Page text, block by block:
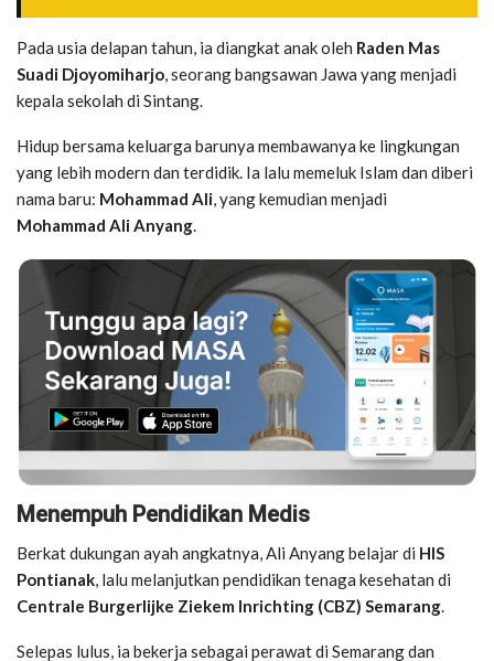
Pada usia delapan tahun, ia diangkat anak oleh Raden Mas
Suadi Djoyomiharjo, seorang bangsawan Jawa yang menjadi
kepala sekolah di Sintang.
Hidup bersama keluarga barunya membawanya ke lingkungan
yang lebih modern dan terdidik. Ia lalu memeluk Islam dan diberi
nama baru: Mohammad Ali, yang kemudian menjadi
Mohammad Ali Anyang.
Menempuh Pendidikan Medis
Berkat dukungan ayah angkatnya, Ali Anyang belajar di HIS
Pontianak, lalu melanjutkan pendidikan tenaga kesehatan di
Centrale Burgerlijke Ziekem Inrichting (CBZ) Semarang.
Selepas lulus, ia bekerja sebagai perawat di Semarang dan